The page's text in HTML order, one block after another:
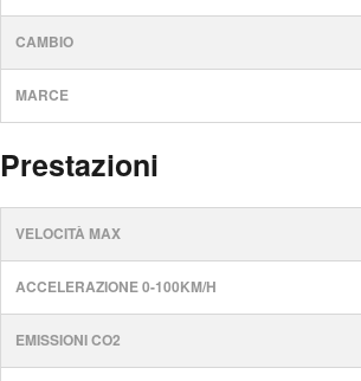
CAMBIO
MARCE
Prestazioni
VELOCITÀ MAX
ACCELERAZIONE 0-100KM/H
EMISSIONI CO2